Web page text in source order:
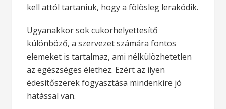
kell attól tartaniuk, hogy a fölösleg lerakódik.
Ugyanakkor sok cukorhelyettesítő
különböző, a szervezet számára fontos
elemeket is tartalmaz, ami nélkülözhetetlen
az egészséges élethez. Ezért az ilyen
édesítőszerek fogyasztása mindenkire jó
hatással van.